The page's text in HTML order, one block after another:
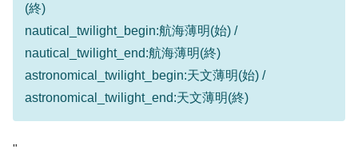
(終)
nautical_twilight_begin:航海薄明(始) /
nautical_twilight_end:航海薄明(終)
astronomical_twilight_begin:天文薄明(始) /
astronomical_twilight_end:天文薄明(終)
"